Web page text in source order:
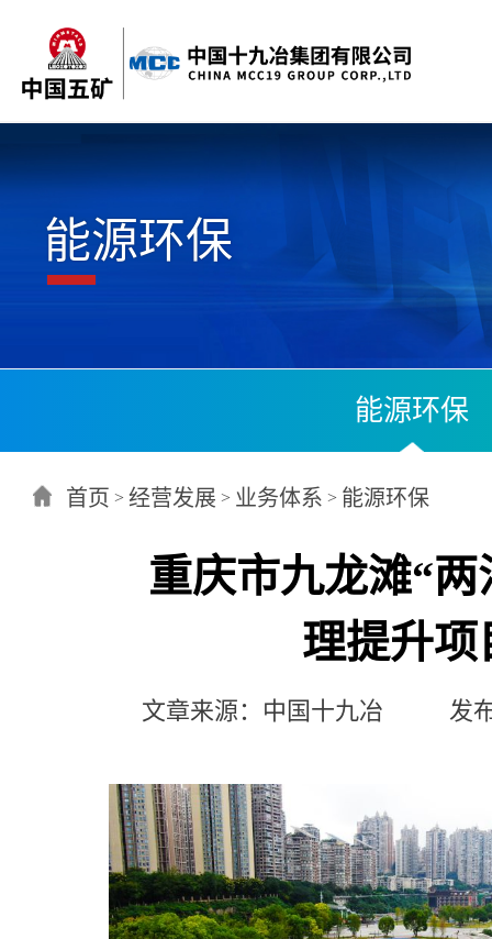
能源环保
能源环保
首页 > 经营发展 > 业务体系 > 能源环保
重庆市九龙滩“两
理提升项
文章来源：中国十九冶 发布